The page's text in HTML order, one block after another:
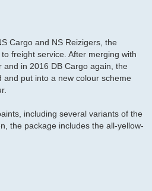
Cargo and NS Reizigers, the
freight service. After merging with
and in 2016 DB Cargo again, the
and put into a new colour scheme
including several variants of the
the package includes the all-yellow-